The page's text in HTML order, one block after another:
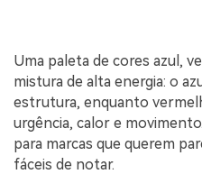
Uma paleta de cores azul,
mistura de alta energia: o
estrutura, enquanto
urgência, calor e
para marcas que querem
fáceis de notar.